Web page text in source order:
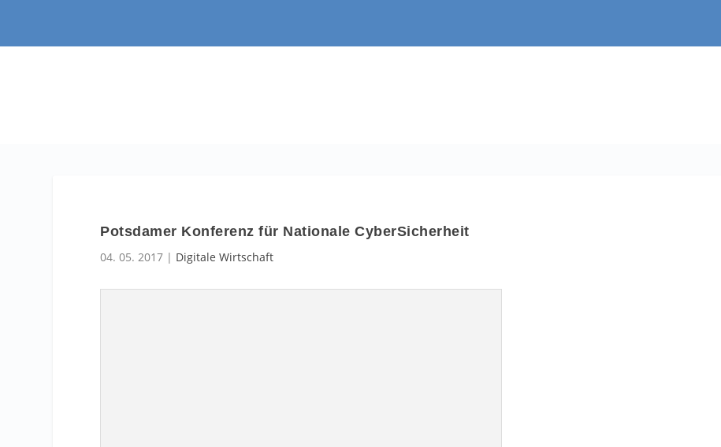
Potsdamer Konferenz für Nationale CyberSicherheit
04. 05. 2017 | Digitale Wirtschaft